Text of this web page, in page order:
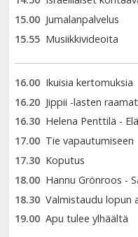
15.00 Jumalanpalvelus
15.55 Musiikkivideoita
16.00 Ikuisia kertomuksia
16.20 Jippii -lasten
16.30 Helena Penttilä -
17.00 Tie vapautumiseen
17.30 Koputus
18.00 Hannu Grönroos -
18.30 Valmistaudu lopun
19.00 Apu tulee ylhäältä